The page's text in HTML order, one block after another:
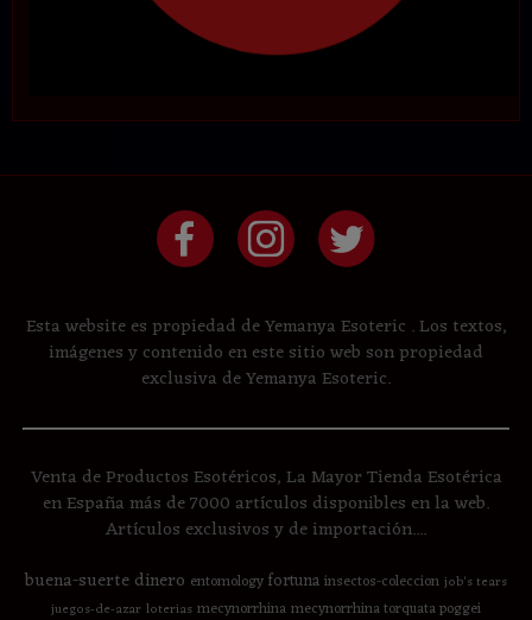
Esta website es propiedad de Yemanya Esoteric . Los textos,
imágenes y contenido en este sitio web son propiedad
exclusiva de Yemanya Esoteric.
Venta de Productos Esotéricos, La Mayor Tienda Esotérica
en España más de 7000 artículos disponibles en la web.
Artículos exclusivos y de importación....
buena-suertedinero entomologyfortunainsectos-coleccion job's tears
juegos-de-azar loterias mecynorrhinamecynorrhina torquata poggei